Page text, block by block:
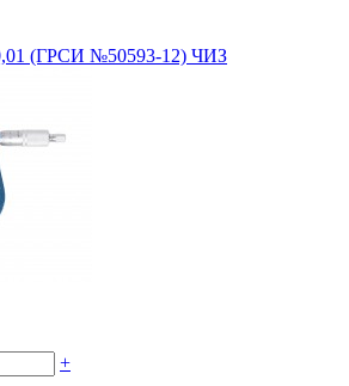
(ГРСИ №50593-12) ЧИЗ
+